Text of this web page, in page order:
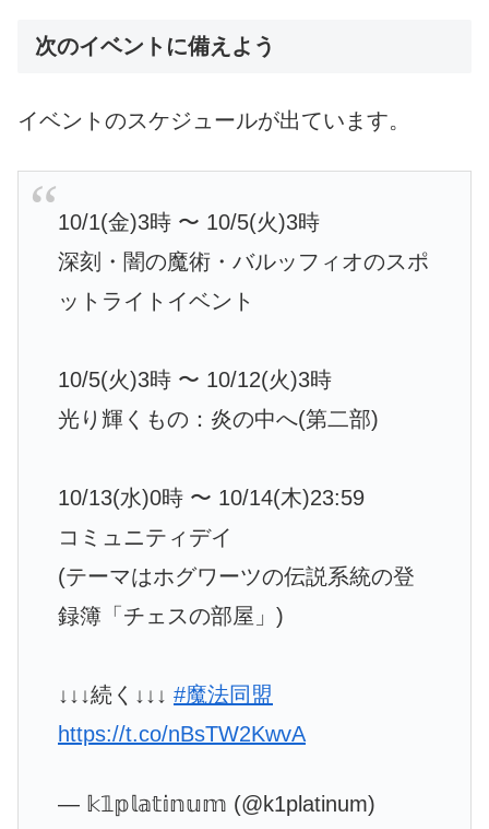
次のイベントに備えよう
イベントのスケジュールが出ています。
10/1(金)3時 〜 10/5(火)3時
深刻・闇の魔術・バルッフィオのスポ
ットライトイベント
10/5(火)3時 〜 10/12(火)3時
光り輝くもの：炎の中へ(第二部)
10/13(水)0時 〜 10/14(木)23:59
コミュニティデイ
(テーマはホグワーツの伝説系統の登
録簿「チェスの部屋」)
↓↓↓続く↓↓↓ #魔法同盟
https://t.co/nBsTW2KwvA
— 𝕜𝟙𝕡𝕝𝕒𝕥𝕚𝕟𝕦𝕞 (@k1platinum)